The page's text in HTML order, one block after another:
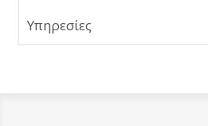
Υπηρεσίες